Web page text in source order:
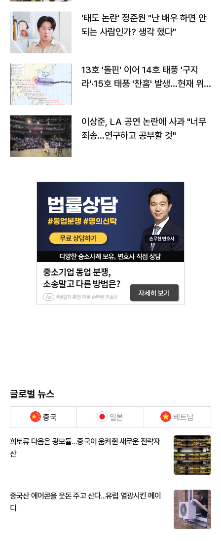
'태도 논란' 정준원 "난 배우 하면 안
되는 사람인가? 생각 했다"
13호 '돌핀' 이어 14호 태풍 '구지
라'·15호 태풍 '찬홈' 발생…현재 위
이상준, LA 공연 논란에 사과 "너무
죄송…연구하고 공부할 것"
글로벌 뉴스
중국 일본 베트남
희토류 다음은 광모듈…중국이 움켜쥔 새로운 전략자
산
중국산 에어콘을 웃돈 주고 산다...유럽 열광시킨 메이
디